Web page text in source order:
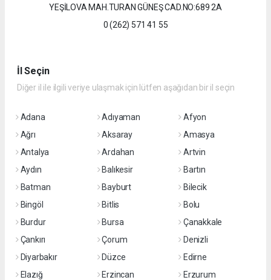
YEŞİLOVA MAH.TURAN GÜNEŞ CAD.NO:689 2A
0 (262) 571 41 55
İl Seçin
Diğer il ile ilgili veriye ulaşmak için lütfen aşağıdan bir il seçin
Adana Adıyaman
Afyon
Ağrı
Aksaray
Amasya
Antalya
Ardahan
Artvin
Aydın
Balıkesir
Bartın
Batman
Bayburt
Bilecik
Bingöl
Bitlis
Bolu
Burdur
Bursa
Çanakkale
Çankırı
Çorum
Denizli
Diyarbakır
Düzce
Edirne
Elazığ
Erzincan
Erzurum